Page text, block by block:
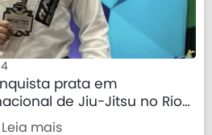
prata em
de Jiu-Jitsu no Rio
Leia mais